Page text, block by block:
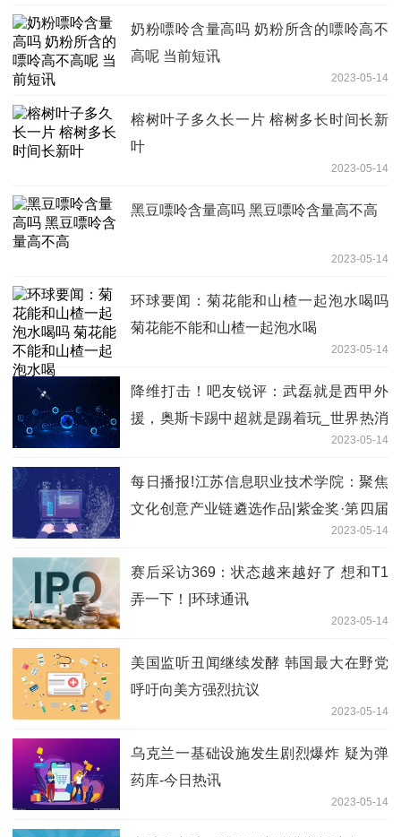
奶粉嘌呤含量高吗 奶粉所含的嘌呤高不
高呢 当前短讯
2023-05-14
榕树叶子多久长一片 榕树多长时间长新
叶
2023-05-14
黑豆嘌呤含量高吗 黑豆嘌呤含量高不高
2023-05-14
环球要闻：菊花能和山楂一起泡水喝吗
菊花能不能和山楂一起泡水喝
2023-05-14
降维打击！吧友锐评：武磊就是西甲外
援，奥斯卡踢中超就是踢着玩_世界热消
2023-05-14
每日播报!江苏信息职业技术学院：聚焦
文化创意产业链遴选作品|紫金奖·第四届
2023-05-14
赛后采访369：状态越来越好了 想和T1
弄一下！|环球通讯
2023-05-14
美国监听丑闻继续发酵 韩国最大在野党
呼吁向美方强烈抗议
2023-05-14
乌克兰一基础设施发生剧烈爆炸 疑为弹
药库-今日热讯
2023-05-14